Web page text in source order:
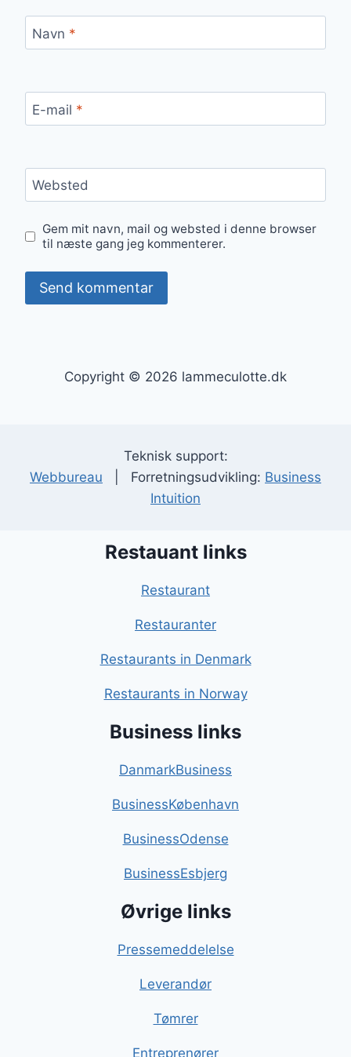
Navn *
E-mail *
Websted
Gem mit navn, mail og websted i denne browser
til næste gang jeg kommenterer.
Copyright © 2026 lammeculotte.dk
Teknisk support:
Webbureau | Forretningsudvikling: Business
Intuition
Restauant links
Restaurant
Restauranter
Restaurants in Denmark
Restaurants in Norway
Business links
DanmarkBusiness
BusinessKøbenhavn
BusinessOdense
BusinessEsbjerg
Øvrige links
Pressemeddelelse
Leverandør
Tømrer
Entreprenører